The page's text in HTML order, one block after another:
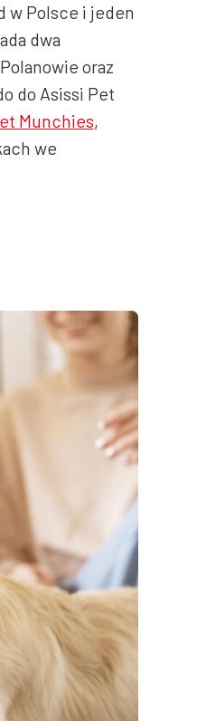
w Polsce i jeden
dwa
oraz
do Asissi Pet
Munchies,
we